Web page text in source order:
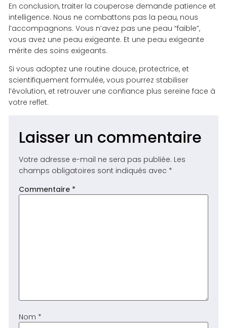
En conclusion, traiter la couperose demande patience et
intelligence. Nous ne combattons pas la peau, nous
l’accompagnons. Vous n’avez pas une peau “faible”,
vous avez une peau exigeante. Et une peau exigeante
mérite des soins exigeants.
Si vous adoptez une routine douce, protectrice, et
scientifiquement formulée, vous pourrez stabiliser
l’évolution, et retrouver une confiance plus sereine face à
votre reflet.
Laisser un commentaire
Votre adresse e-mail ne sera pas publiée. Les
champs obligatoires sont indiqués avec *
Commentaire *
Nom *